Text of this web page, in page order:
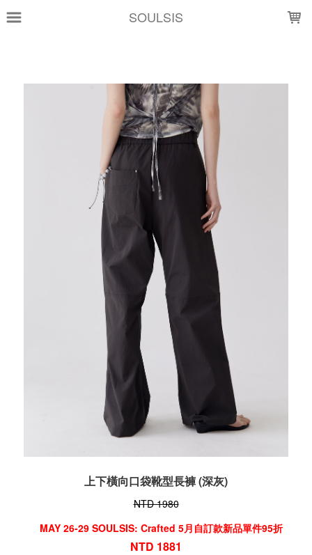
SOULSIS
上下橫向口袋靴型長褲 (深灰)
NTD 1980
MAY 26-29 SOULSIS: Crafted 5月自訂款新品單件95折
NTD 1881